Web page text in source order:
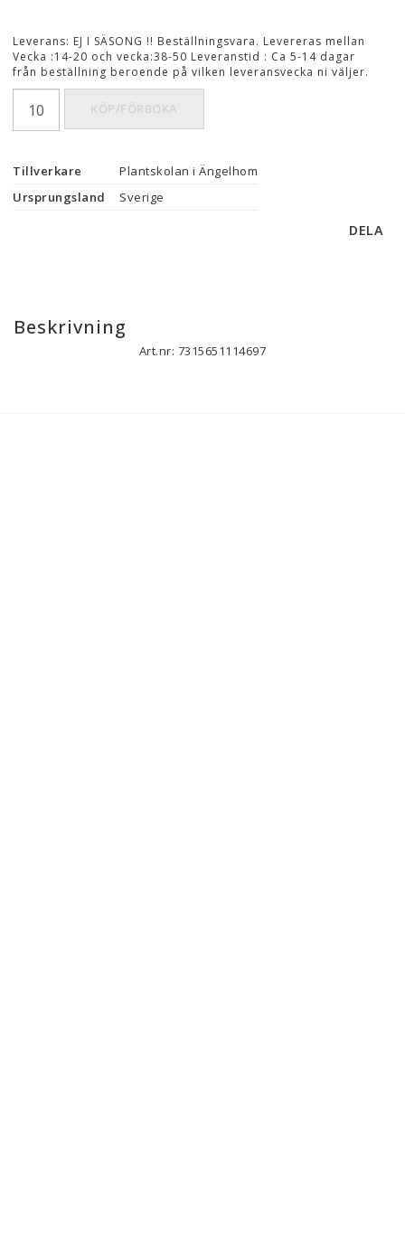
Leverans: EJ I SÄSONG !! Beställningsvara. Levereras mellan
Vecka :14-20 och vecka:38-50 Leveranstid : Ca 5-14 dagar
från beställning beroende på vilken leveransvecka ni väljer.
KÖP/FÖRBOKA
Tillverkare
Plantskolan i Ängelhom
Ursprungsland
Sverige
DELA
Beskrivning
Art.nr: 7315651114697